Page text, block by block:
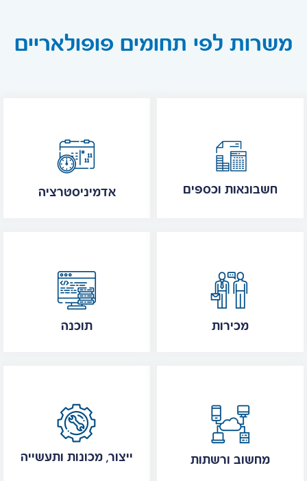
משרות לפי תחומים פופולאריים
אדמיניסטרציה חשבונאות וכספים
תוכנה מכירות
ייצור, מכונות ותעשייה מחשוב ורשתות